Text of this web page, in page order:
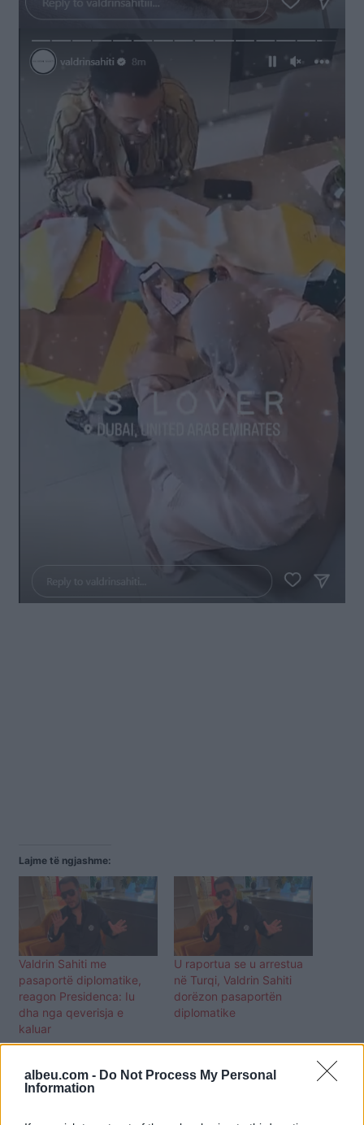
albeu.com - Do Not Process My Personal
Information
Lajme të ngjashme:
Valdrin Sahiti me
pasaportë diplomatike,
reagon Presidenca: Iu
dha nga qeverisja e
kaluar
U raportua se u arrestua
në Turqi, Valdrin Sahiti
dorëzon pasaportën
diplomatike